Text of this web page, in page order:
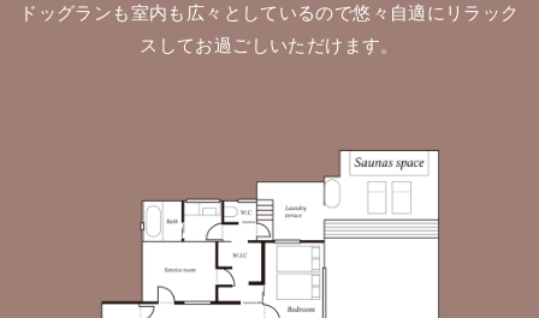
ドッグランも室内も広々としているので悠々自適にリラック
スしてお過ごしいただけます。